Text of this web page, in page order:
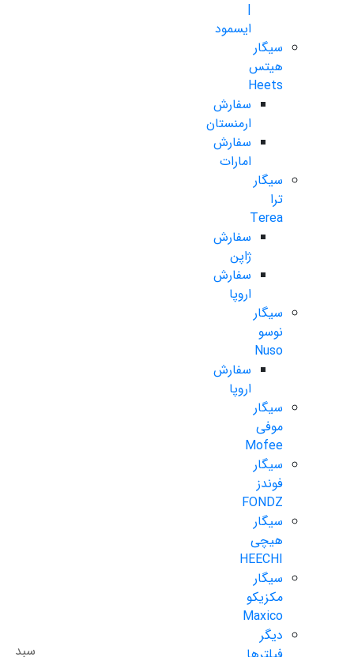
|
ایسمود
سیگار
هیتس
Heets
سفارش
ارمنستان
سفارش
امارات
سیگار
ترا
Terea
سفارش
ژاپن
سفارش
اروپا
سیگار
نوسو
Nuso
سفارش
اروپا
سیگار
موفی
Mofee
سیگار
فوندز
FONDZ
سیگار
هیچی
HEECHI
سیگار
مکزیکو
Maxico
دیگر
سبد